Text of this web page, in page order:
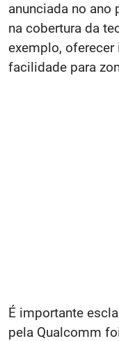
anunciada no ano
na cobertura da
exemplo,
facilidade para
É importante
pela Qualcomm